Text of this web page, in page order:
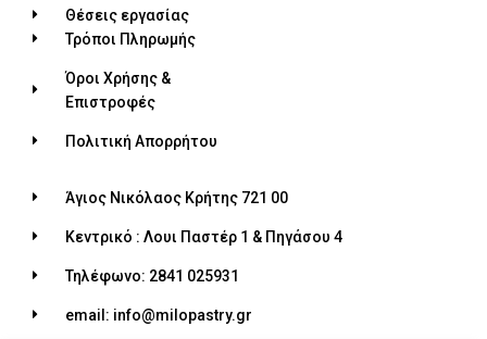
Θέσεις εργασίας
Τρόποι Πληρωμής
Όροι Χρήσης &
Επιστροφές
Πολιτική Απορρήτου
Άγιος Νικόλαος Κρήτης 721 00
Κεντρικό : Λουι Παστέρ 1 & Πηγάσου 4
Τηλέφωνο: 2841 025931
email: info@milopastry.gr